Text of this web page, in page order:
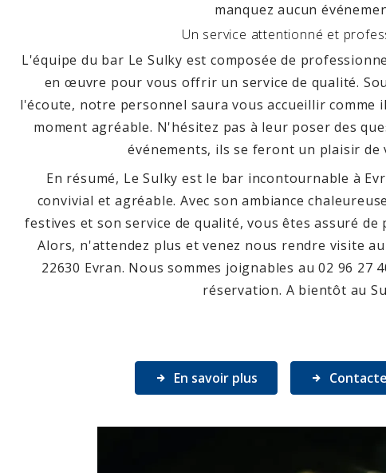
manquez aucun
Un service attentionné et
L'équipe du bar Le Sulky est composée de
en œuvre pour vous offrir un service de qualité.
l'écoute, notre personnel saura vous accueillir comme
moment agréable. N'hésitez pas à leur poser des
événements, ils se feront un plaisir de
En résumé, Le Sulky est le bar incontournable à
convivial et agréable. Avec son ambiance
festives et son service de qualité, vous êtes assuré
Alors, n'attendez plus et venez nous rendre visite au
22630 Evran. Nous sommes joignables au 02 96 27
réservation. A bientôt au
En savoir plus